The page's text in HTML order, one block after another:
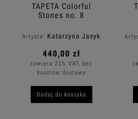
TAPETA Colorful
Stones no. 8
Artysta: Katarzyna Jasyk
440,00 zł
zawiera 23% VAT, bez
kosztów dostawy
Dodaj do koszyka